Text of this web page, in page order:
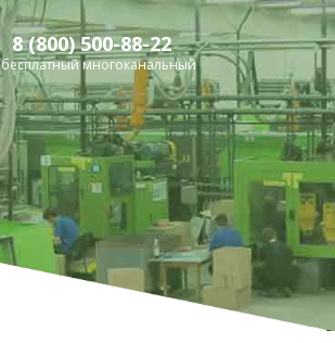
8 (800) 500-88-22
бесплатный многоканальный